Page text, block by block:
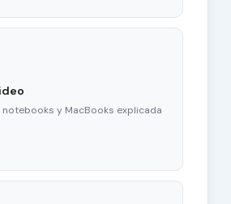
notebooks y MacBooks explicada